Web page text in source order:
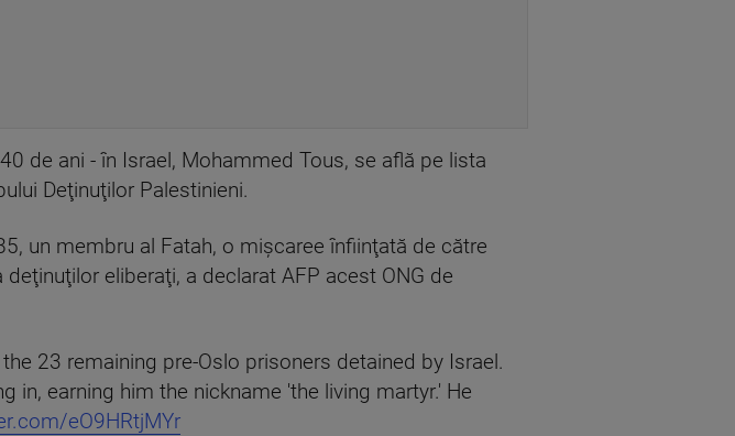
de ani - în Israel, Mohammed Tous, se află pe lista
Deţinuţilor Palestinieni.
un membru al Fatah, o mişcaree înfiinţată de către
eliberaţi, a declarat AFP acest ONG de
23 remaining pre-Oslo prisoners detained by Israel.
in, earning him the nickname 'the living martyr.' He
eO9HRtjMYr